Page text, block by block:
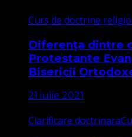
Curs de doctrine
Diferența dintre
Protestante
Bisericii
21 iulie 2021
Clarificare doctrinara